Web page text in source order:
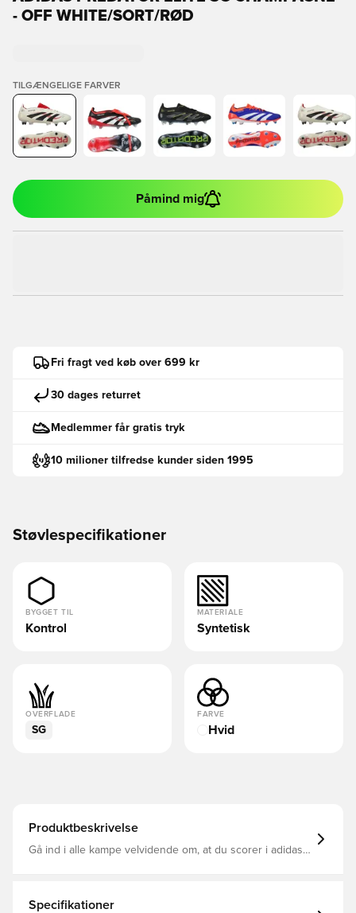
- OFF WHITE/SORT/RØD
TILGÆNGELIGE FARVER
Påmind mig
Fri fragt ved køb over 699 kr
30 dages returret
Medlemmer får gratis tryk
10 milioner tilfredse kunder siden 1995
Støvlespecifikationer
BYGGET TIL
Kontrol
MATERIALE
Syntetisk
OVERFLADE
SG
FARVE
Hvid
Produktbeskrivelse
Gå ind i alle kampe velvidende om, at du scorer i adidas
opdateret syntetisk ruskind og foliemateriale hjælper
Specifikationer